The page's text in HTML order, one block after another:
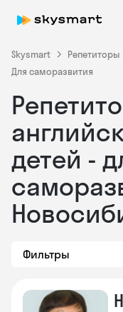
Skysmart Репетиторы
Для саморазвития
детей -
Фильтры
Skysmart Chat